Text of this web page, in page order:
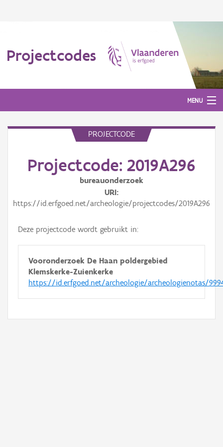
Projectcodes
MENU
PROJECTCODE
Projectcode: 2019A296
bureauonderzoek
URI
https://id.erfgoed.net/archeologie/projectcodes/2019A296
Deze projectcode wordt gebruikt in:
Vooronderzoek De Haan poldergebied
Klemskerke-Zuienkerke
https://id.erfgoed.net/archeologie/archeologienotas/